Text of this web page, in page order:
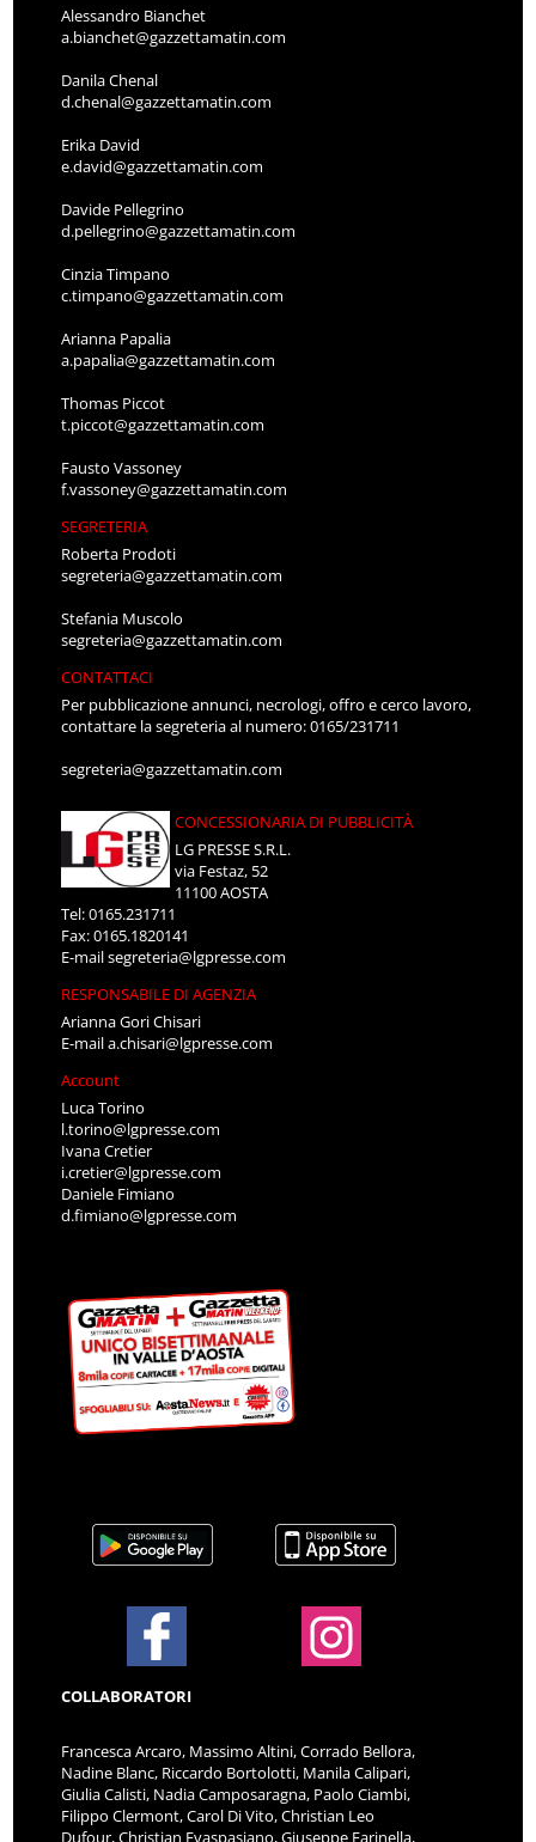
Alessandro Bianchet
a.bianchet@gazzettamatin.com
Danila Chenal
d.chenal@gazzettamatin.com
Erika David
e.david@gazzettamatin.com
Davide Pellegrino
d.pellegrino@gazzettamatin.com
Cinzia Timpano
c.timpano@gazzettamatin.com
Arianna Papalia
a.papalia@gazzettamatin.com
Thomas Piccot
t.piccot@gazzettamatin.com
Fausto Vassoney
f.vassoney@gazzettamatin.com
SEGRETERIA
Roberta Prodoti
segreteria@gazzettamatin.com
Stefania Muscolo
segreteria@gazzettamatin.com
CONTATTACI
Per pubblicazione annunci, necrologi, offro e cerco lavoro,
contattare la segreteria al numero: 0165/231711
segreteria@gazzettamatin.com
CONCESSIONARIA DI PUBBLICITÀ
LG PRESSE S.R.L.
via Festaz, 52
11100 AOSTA
Tel: 0165.231711
Fax: 0165.1820141
E-mailsegreteria@lgpresse.com
RESPONSABILE DI AGENZIA
Arianna Gori Chisari
E-maila.chisari@lgpresse.com
Account
Luca Torino
l.torino@lgpresse.com
Ivana Cretier
i.cretier@lgpresse.com
Daniele Fimiano
d.fimiano@lgpresse.com
COLLABORATORI
Francesca Arcaro, Massimo Altini, Corrado Bellora,
Nadine Blanc, Riccardo Bortolotti, Manila Calipari,
Giulia Calisti, Nadia Camposaragna, Paolo Ciambi,
Filippo Clermont, Carol Di Vito, Christian Leo
Dufour, Christian Evaspasiano, Giuseppe Farinella,